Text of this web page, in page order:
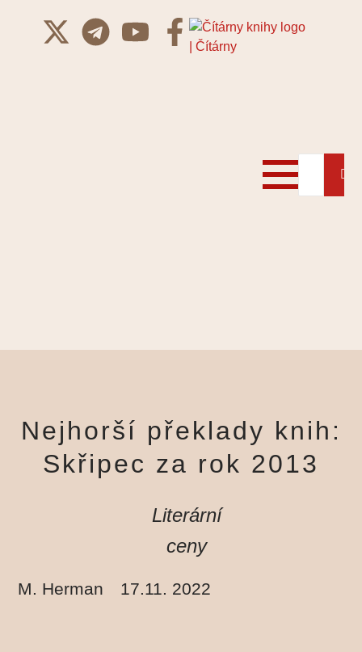
Nejhorší překlady knih:
Skřipec za rok 2013
Literární
ceny
M. Herman 17.11. 2022